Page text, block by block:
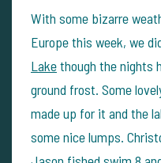
With some bizarre
Europe this week, we
Lakethough the nights
ground frost. Some
made up for it and the
some nice lumps.